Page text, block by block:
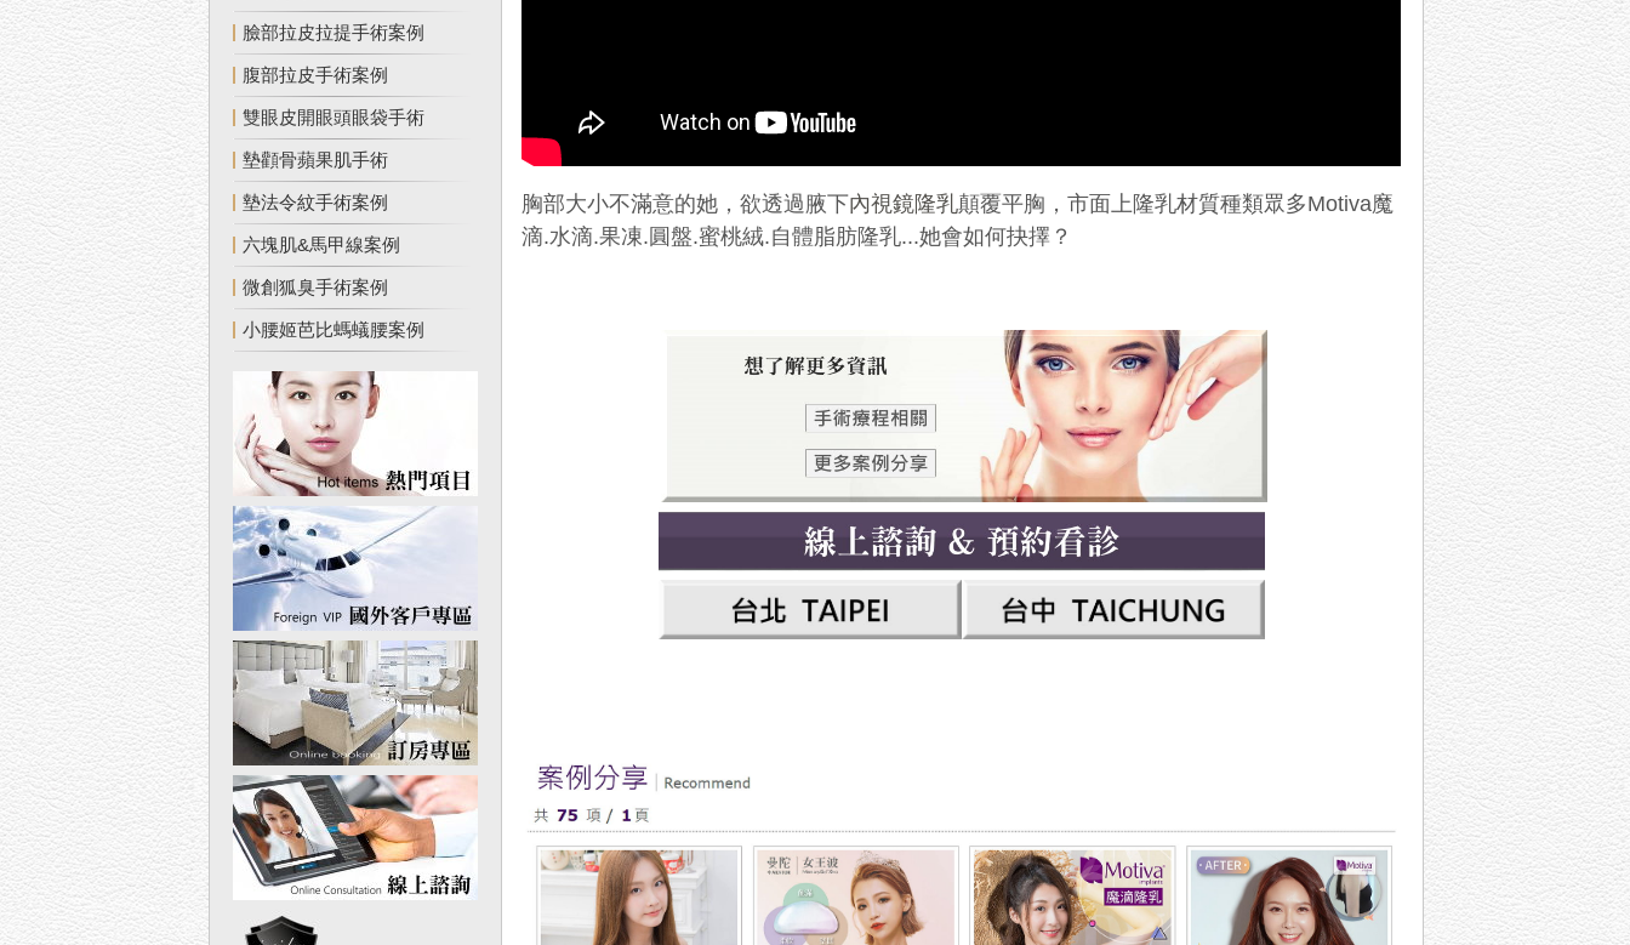
臉部拉皮拉提手術案例
腹部拉皮手術案例
雙眼皮開眼頭眼袋手術
墊顴骨蘋果肌手術
墊法令紋手術案例
六塊肌&馬甲線案例
微創狐臭手術案例
小腰姬芭比螞蟻腰案例
胸部大小不滿意的她，欲透過腋下內視鏡隆乳顛覆平胸，市面上隆乳材質種類眾多Motiva魔
滴.水滴.果凍.圓盤.蜜桃絨.自體脂肪隆乳...她會如何抉擇？